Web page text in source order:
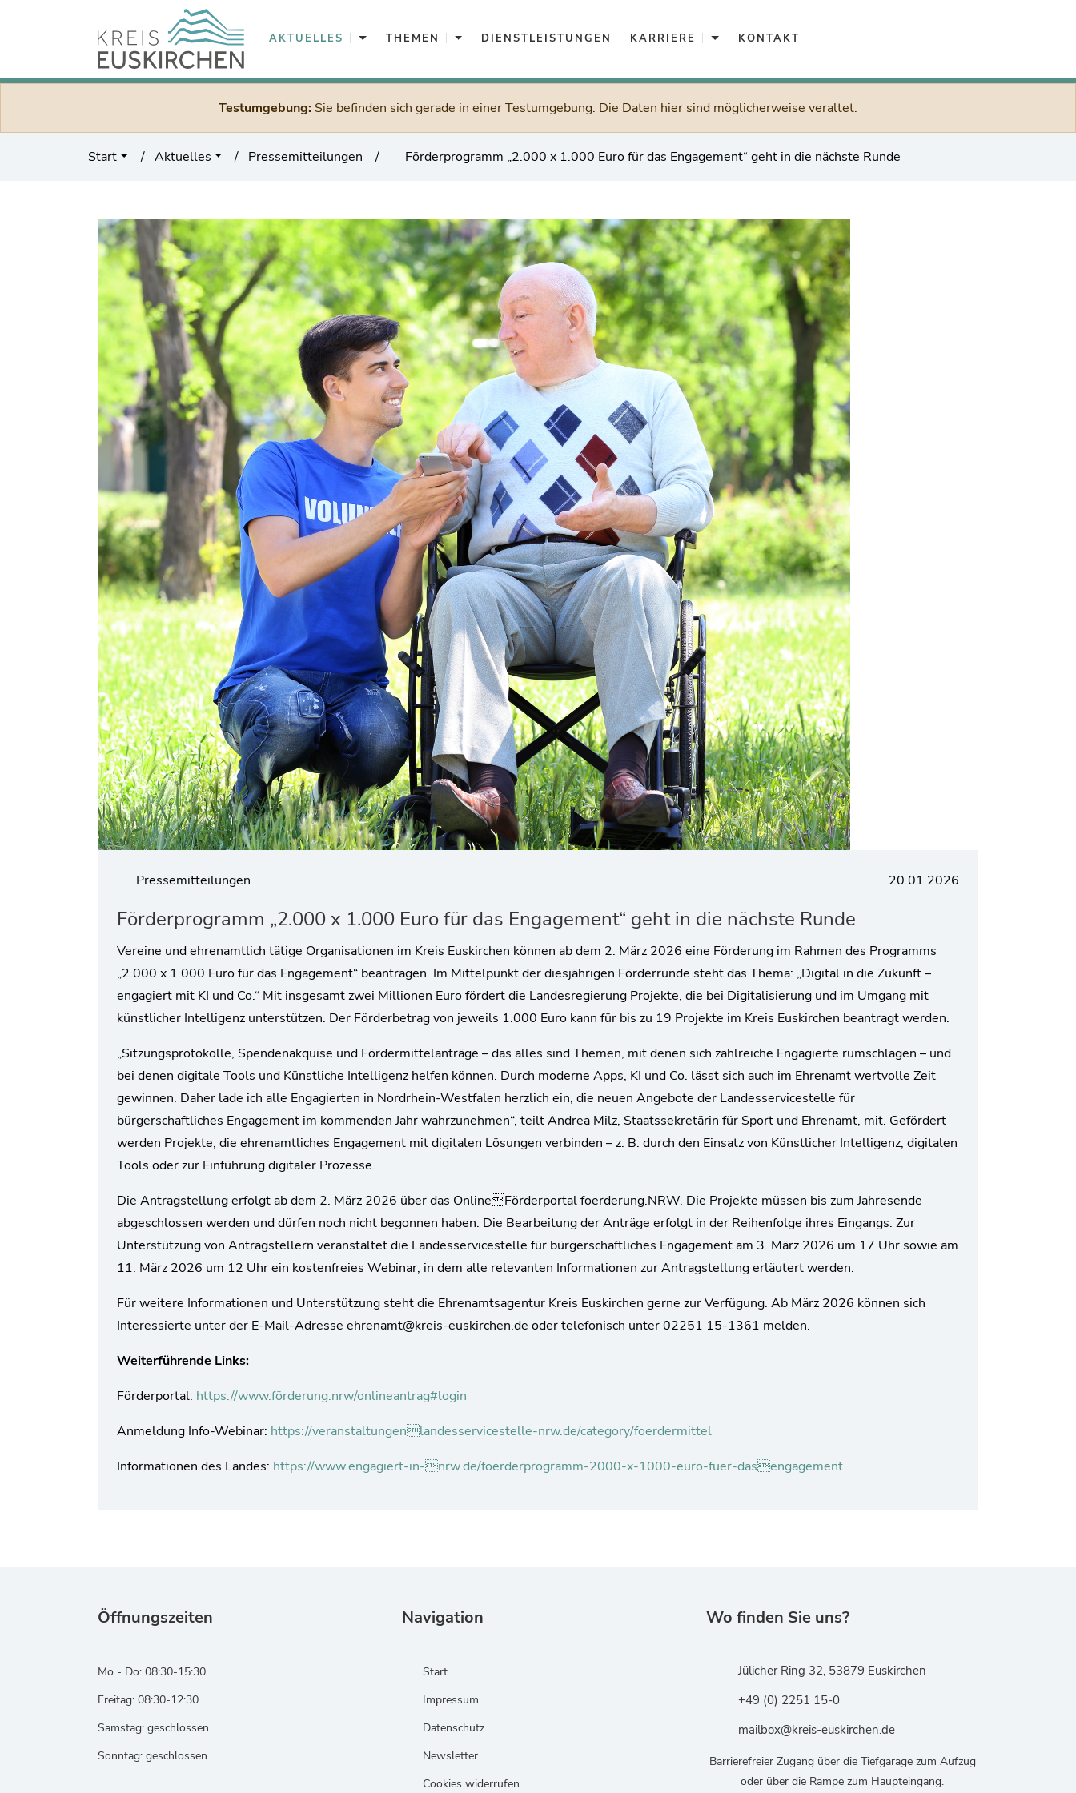
AKTUELLES Aktuelles
THEMEN ThemenDIENSTLEISTUNGEN KARRIERE KarriereKONTAKT
Testumgebung: Sie befinden sich gerade in einer Testumgebung. Die Daten hier sind möglicherweise veraltet.
Start Aktuelles Pressemitteilungen Förderprogramm „2.000 x 1.000 Euro für das Engagement“ geht in die nächste Runde
Pressemitteilungen 20.01.2026
Förderprogramm „2.000 x 1.000 Euro für das Engagement“ geht in die nächste Runde
Vereine und ehrenamtlich tätige Organisationen im Kreis Euskirchen können ab dem 2. März 2026 eine Förderung im Rahmen des Programms
„2.000 x 1.000 Euro für das Engagement“ beantragen. Im Mittelpunkt der diesjährigen Förderrunde steht das Thema: „Digital in die Zukunft –
engagiert mit KI und Co.“ Mit insgesamt zwei Millionen Euro fördert die Landesregierung Projekte, die bei Digitalisierung und im Umgang mit
künstlicher Intelligenz unterstützen. Der Förderbetrag von jeweils 1.000 Euro kann für bis zu 19 Projekte im Kreis Euskirchen beantragt werden.
„Sitzungsprotokolle, Spendenakquise und Fördermittelanträge – das alles sind Themen, mit denen sich zahlreiche Engagierte rumschlagen – und
bei denen digitale Tools und Künstliche Intelligenz helfen können. Durch moderne Apps, KI und Co. lässt sich auch im Ehrenamt wertvolle Zeit
gewinnen. Daher lade ich alle Engagierten in Nordrhein-Westfalen herzlich ein, die neuen Angebote der Landesservicestelle für
bürgerschaftliches Engagement im kommenden Jahr wahrzunehmen“, teilt Andrea Milz, Staatssekretärin für Sport und Ehrenamt, mit. Gefördert
werden Projekte, die ehrenamtliches Engagement mit digitalen Lösungen verbinden – z. B. durch den Einsatz von Künstlicher Intelligenz, digitalen
Tools oder zur Einführung digitaler Prozesse.
Die Antragstellung erfolgt ab dem 2. März 2026 über das OnlineFörderportal foerderung.NRW. Die Projekte müssen bis zum Jahresende
abgeschlossen werden und dürfen noch nicht begonnen haben. Die Bearbeitung der Anträge erfolgt in der Reihenfolge ihres Eingangs. Zur
Unterstützung von Antragstellern veranstaltet die Landesservicestelle für bürgerschaftliches Engagement am 3. März 2026 um 17 Uhr sowie am
11. März 2026 um 12 Uhr ein kostenfreies Webinar, in dem alle relevanten Informationen zur Antragstellung erläutert werden.
Für weitere Informationen und Unterstützung steht die Ehrenamtsagentur Kreis Euskirchen gerne zur Verfügung. Ab März 2026 können sich
Interessierte unter der E-Mail-Adresse ehrenamt@kreis-euskirchen.de oder telefonisch unter 02251 15-1361 melden.
Weiterführende Links:
Förderportal: https://www.förderung.nrw/onlineantrag#login
Anmeldung Info-Webinar: https://veranstaltungenlandesservicestelle-nrw.de/category/foerdermittel
Informationen des Landes: https://www.engagiert-in-nrw.de/foerderprogramm-2000-x-1000-euro-fuer-dasengagement
Öffnungszeiten
Mo - Do: 08:30-15:30
Freitag: 08:30-12:30
Samstag: geschlossen
Sonntag: geschlossen
Navigation
Start
Impressum
Datenschutz
Newsletter
Cookies widerrufen
Wo finden Sie uns?
Jülicher Ring 32, 53879 Euskirchen
+49 (0) 2251 15-0
mailbox@kreis-euskirchen.de
Barrierefreier Zugang über die Tiefgarage zum Aufzug
oder über die Rampe zum Haupteingang.